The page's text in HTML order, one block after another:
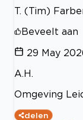
T. (Tim)
Beveelt aan
29 May
A.H.
Omgeving
delen